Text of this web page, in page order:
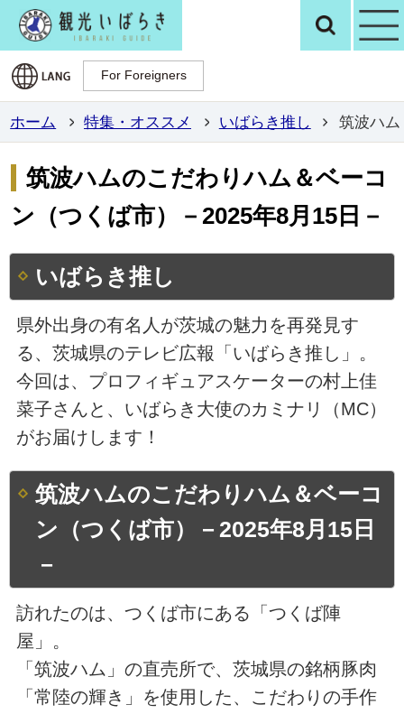
観光いばらき検
For Foreigners
For Foreigners
ホーム 特集・オススメ いばらき推し 筑波ハ
筑波ハムのこだわりハム＆ベーコ
ン（つくば市）－2025年8月15日－
いばらき推し
県外出身の有名人が茨城の魅力を再発見す
る、茨城県のテレビ広報「いばらき推し」。
今回は、プロフィギュアスケーターの村上佳
菜子さんと、いばらき大使のカミナリ（MC）
がお届けします！
筑波ハムのこだわりハム＆ベーコ
ン（つくば市）－2025年8月15日
－
訪れたのは、つくば市にある「つくば陣
屋」。
「筑波ハム」の直売所で、茨城県の銘柄豚肉
「常陸の輝き」を使用した、こだわりの手作